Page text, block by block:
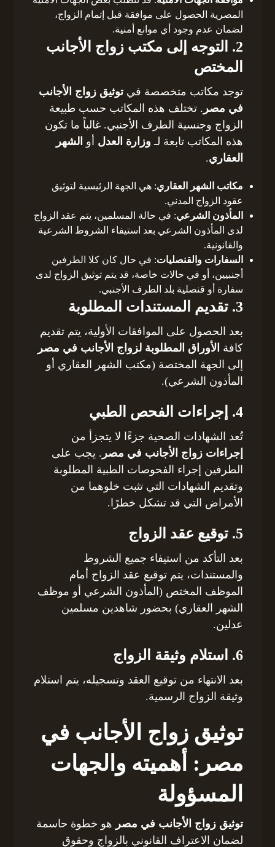
المصرية الحصول على موافقة قبل إتمام الزواج،
لضمان عدم وجود أي موانع أمنية.
2. التوجه إلى مكتب زواج الأجانب
المختص
توجد مكاتب متخصصة فيتوثيق زواج الأجانب
في مصر . تختلف هذه المكاتب حسب طبيعة
الزواج وجنسية الطرف الأجنبي. غالباً ما تكون
هذه المكاتب تابعة لـ وزارة العدل أو الشهر
العقاري.
مكاتب الشهر العقاري: هي الجهة الرئيسية لتوثيق
عقود الزواج المدني.
المأذون الشرعي: في حالة المسلمين، يتم عقد الزواج
لدى المأذون الشرعي بعد استيفاء الشروط الشرعية
والقانونية.
السفارات والقنصليات: في حال كان كلا الطرفين
أجنبيين، أو في حالات خاصة، قد يتم توثيق الزواج لدى
سفارة أو قنصلية بلد الطرف الأجنبي.
3. تقديم المستندات المطلوبة
بعد الحصول على الموافقات الأولية، يتم تقديم
كافة الأوراق المطلوبة لزواج الأجانب في مصر
إلى الجهة المختصة (مكتب الشهر العقاري أو
المأذون الشرعي).
4. إجراءات الفحص الطبي
تُعد الشهادات الصحية جزءًا لا يتجزأ من
إجراءات زواج الأجانب في مصر . يجب على
الطرفين إجراء الفحوصات الطبية المطلوبة
وتقديم الشهادات التي تثبت خلوهما من
الأمراض التي قد تشكل خطرًا.
5. توقيع عقد الزواج
بعد التأكد من استيفاء جميع الشروط
والمستندات، يتم توقيع عقد الزواج أمام
الموظف المختص (المأذون الشرعي أو موظف
الشهر العقاري) بحضور شاهدين مسلمين
عدلين.
6. استلام وثيقة الزواج
بعد الانتهاء من توقيع العقد وتسجيله، يتم استلام
وثيقة الزواج الرسمية.
توثيق زواج الأجانب في
مصر: أهميته والجهات
المسؤولة
توثيق زواج الأجانب في مصر هو خطوة حاسمة
لضمان الاعتراف القانوني بالزواج وحقوق